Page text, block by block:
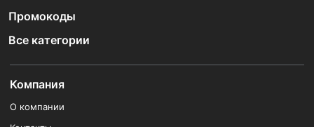
Промокоды
Все категории
Компания
О компании